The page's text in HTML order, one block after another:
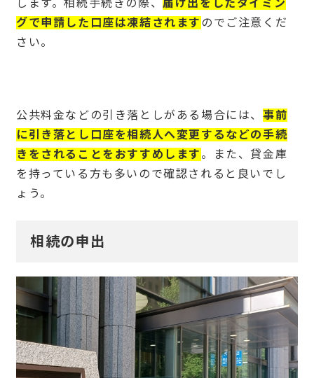
します。相続手続きの際、届け出をしたタイミン
グで申請した口座は凍結されます のでご注意くだ
さい。
公共料金などの引き落としがある場合には、 事前
に引き落とし口座を相続人へ変更するなどの手続
きをされることをおすすめします 。また、貸金庫
を持っている方も多いので確認されると良いでし
ょう。
相続の申出